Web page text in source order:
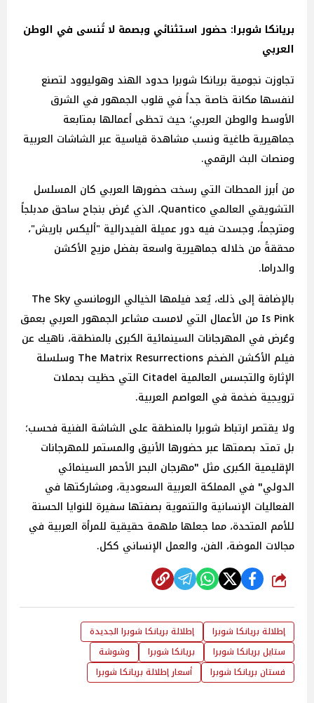
بريانكا شوبرا: حضور استثنائي وبصمة لا تُنسى في الوطن
العربي
تجاوزت نجومية بريانكا شوبرا حدود الهند وهوليوود لتصنع
لنفسها مكانة خاصة جداً في قلوب الجمهور في الشرق
الأوسط والوطن العربي؛ حيث تحظى أعمالها بمتابعة
جماهيرية طاغية ونسب مشاهدة قياسية عبر الشاشات العربية
ومنصات البث الرقمي.
من أبرز المحطات التي رسخت حضورها العربي كان المسلسل
التشويقي العالمي Quantico، الذي عُرض بنجاح ساحق مدبلجاً
ومترجماً، وجسدت فيه دور عميلة الفيدرالية "أليكس باريش"،
محققةً من خلاله جماهيرية واسعة بفضل مزيج الأكشن
والدراما.
بالإضافة إلى ذلك، يُعد فيلمها الخيالي الرومانسي The Sky
Is Pink من الأعمال التي لامست مشاعر الجمهور العربي بعمق
وعُرض في المهرجانات السينمائية الكبرى بالمنطقة، ناهيك عن
فيلم الأكشن الضخم The Matrix Resurrections وسلسلة
الإثارة والتجسس العالمية Citadel التي حظيت بحملات
ترويجية ضخمة في العواصم العربية.
ولا يقتصر ارتباط شوبرا بالمنطقة على الشاشة الفنية فحسب؛
بل تمتد بصمتها عبر حضورها الأنيق والمستمر للمهرجانات
الإقليمية الكبرى مثل "مهرجان البحر الأحمر السينمائي
الدولي" في المملكة العربية السعودية، ومشاركتها في
الفعاليات الإنسانية والتنموية بصفتها سفيرة للنوايا الحسنة
للأمم المتحدة، مما جعلها ملهمة حقيقية للمرأة العربية في
مجالات الموضة، الفن، والعمل الإنساني ككل.
شارك
إطلالة بريانكا شوبرا
إطلالة بريانكا شوبرا الجديدة
ستايل بريانكا شوبرا
بريانكا شوبرا
وشوشة
فستان بريانكا شوبرا
أسعار إطلالة بريانكا شوبرا